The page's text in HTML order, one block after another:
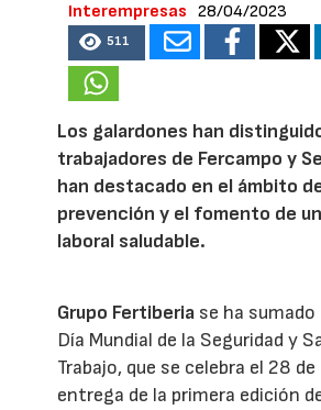
Interempresas
28/04/2023
511
Los galardones han
trabajadores de Fercampo y
han destacado en el ámbito
prevención y el fomento de
laboral saludable.
Grupo Fertiberia se ha
Día Mundial de la Seguridad y
Trabajo, que se celebra el 28
entrega de la primera edición